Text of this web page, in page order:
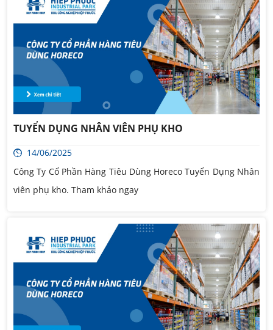
TUYỂN DỤNG NHÂN VIÊN PHỤ KHO
14/06/2025
Công Ty Cổ Phần Hàng Tiêu Dùng Horeco Tuyển Dụng Nhân
viên phụ kho. Tham khảo ngay